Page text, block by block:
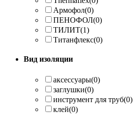
Армофол(0)
ПЕНОФОЛ(0)
ТИЛИТ(1)
Титанфлекс(0)
Вид изоляции
аксессуары(0)
заглушки(0)
инструмент для труб(0)
клей(0)